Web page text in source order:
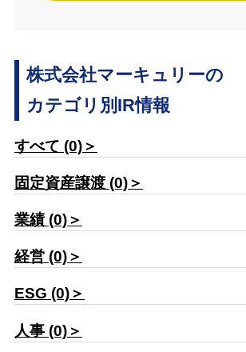
株式会社マーキュリーの
カテゴリ別IR情報
すべて (0)＞
固定資産譲渡 (0)＞
業績 (0)＞
経営 (0)＞
ESG (0)＞
人事 (0)＞